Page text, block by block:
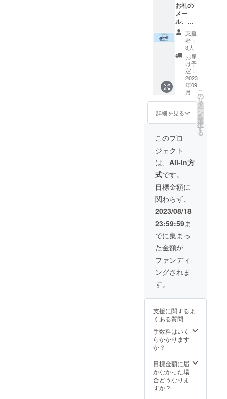
お礼の
メー
ル、大
会レ
ポート
（試合
結果報
告）、
チーム
オリジ
ナルタ
オル
（H850
×H340
綿
100％）
※画像は
サンプ
ルです
支援
者：
3人
お届
け予
定：
2023
年09
月
詳細を見る
こ
の
リ
タ
ー
ン
を
選
択
す
る
このプロ
ジェクト
は、 All-In方
式です。
目標金額に
関わらず、
2023/08/18
23:59:59ま
でに集まっ
た金額が
ファンディ
ングされま
す。
支援に関するよ
くある質問
手数料はいく
らかかります
か？
目標金額に届
かなかった場
合どうなりま
すか？